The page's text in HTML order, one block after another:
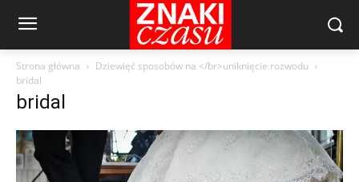
Strona główna
Dziewięć sposobów na </br>uniknięcie rozwodu
bridal
bridal